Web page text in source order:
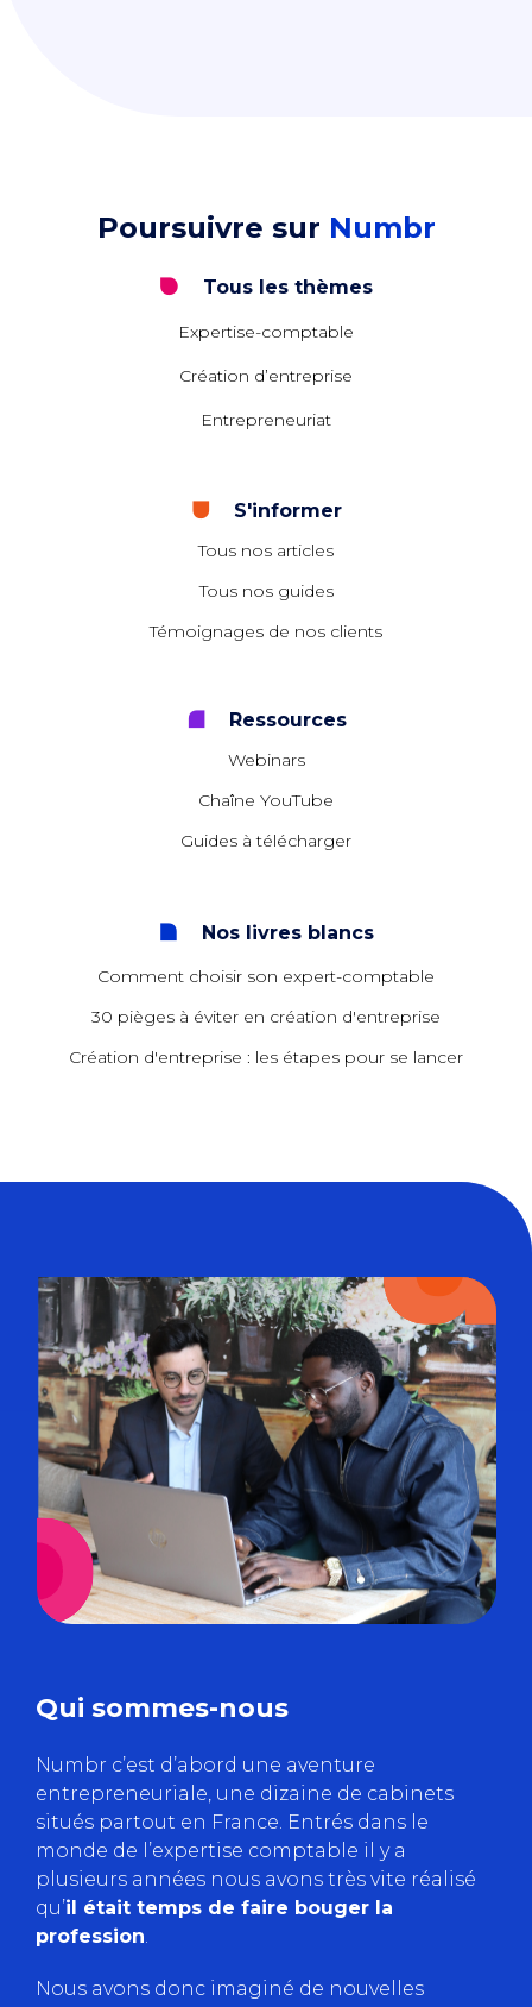
Poursuivre sur Numbr
Tous les thèmes
Expertise-comptable
Création d’entreprise
Entrepreneuriat
S'informer
Tous nos articles
Tous nos guides
Témoignages de nos clients
Ressources
Webinars
Chaîne YouTube
Guides à télécharger
Nos livres blancs
Comment choisir son expert-comptable
30 pièges à éviter en création d'entreprise
Création d'entreprise : les étapes pour se lancer
Qui sommes-nous
Numbr c’est d’abord une aventure
entrepreneuriale, une dizaine de cabinets
situés partout en France. Entrés dans le
monde de l’expertise comptable il y a
plusieurs années nous avons très vite réalisé
qu’il était temps de faire bouger la
profession
Nous avons donc imaginé de nouvelles